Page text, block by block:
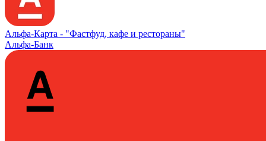
Альфа‑Карта - "Фастфуд, кафе и рестораны"
Альфа-Банк